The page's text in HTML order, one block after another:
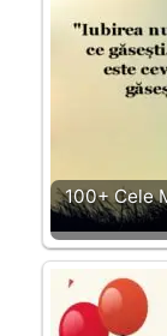
100+ Cele